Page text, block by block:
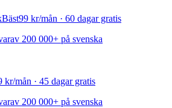
Bäst99 kr/mån · 60 dagar gratis
200 000+ på svenska
kr/mån · 45 dagar gratis
200 000+ på svenska